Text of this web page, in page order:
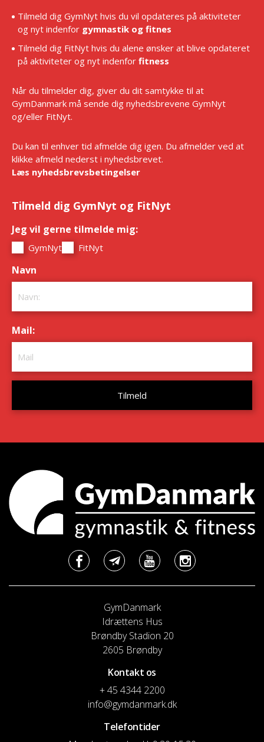
Tilmeld dig GymNyt hvis du vil opdateres på aktiviteter
og nyt indenfor gymnastik og fitnes
Tilmeld dig FitNyt hvis du alene ønsker at blive opdateret
på aktiviteter og nyt indenfor fitness
Når du tilmelder dig, giver du dit samtykke til at
GymDanmark må sende dig nyhedsbrevene GymNyt
og/eller FitNyt.
Du kan til enhver tid afmelde dig igen. Du afmelder ved at
klikke afmeld nederst i nyhedsbrevet.
Læs nyhedsbrevsbetingelser
Tilmeld dig GymNyt og FitNyt
Jeg vil gerne tilmelde mig:
GymNyt FitNyt
Navn
Mail:
GymDanmark
Idrættens Hus
Brøndby Stadion 20
2605 Brøndby
Kontakt os
+ 45 4344 2200
info@gymdanmark.dk
Telefontider